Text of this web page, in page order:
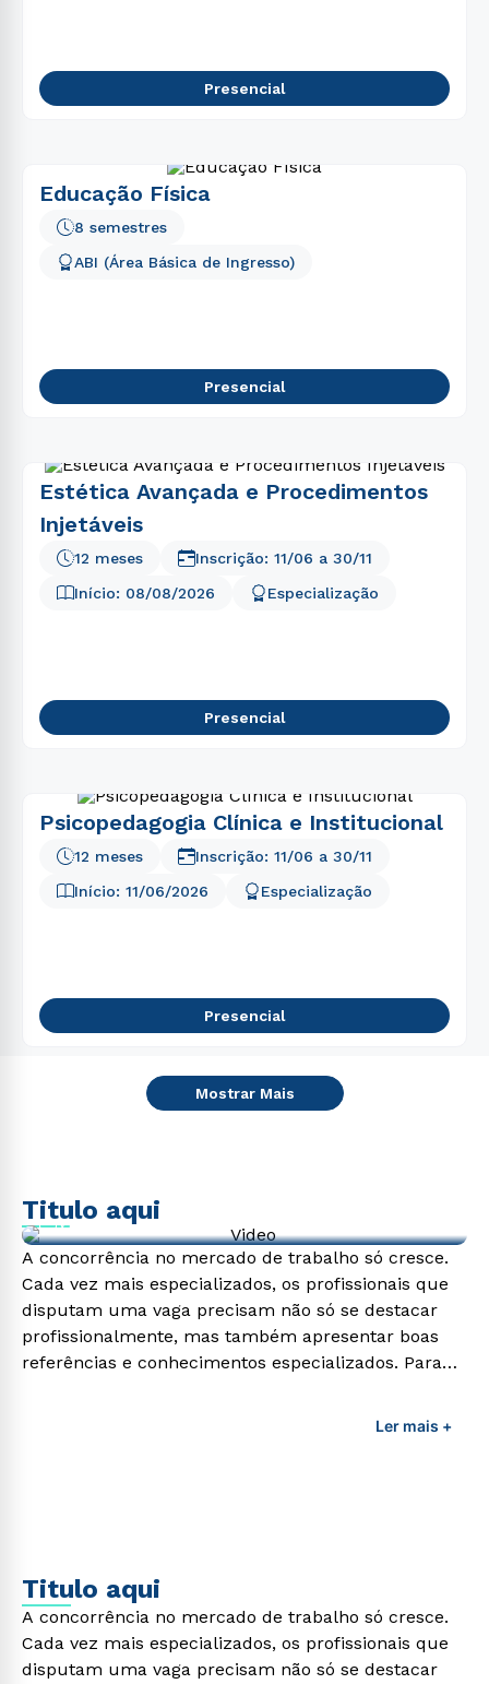
Presencial
Educação Física
8 semestres
ABI (Área Básica de Ingresso)
Presencial
Estética Avançada e Procedimentos
Injetáveis
Início: 08/08/2026
12 meses
Especialização
Inscrição: 11/06 a 30/11
Presencial
Psicopedagogia Clínica e Institucional
Início: 11/06/2026 Especialização
12 meses Inscrição: 11/06 a 30/11
Presencial
Mostrar Mais
Titulo aqui
Video de exemplo
A concorrência no mercado de trabalho só cresce.
Cada vez mais especializados, os profissionais que
disputam uma vaga precisam não só se destacar
profissionalmente, mas também apresentar boas
referências e conhecimentos especializados. Para
profissionais da área é preciso garantir uma
Ler mais +
Titulo aqui
A concorrência no mercado de trabalho só cresce.
Cada vez mais especializados, os profissionais que
disputam uma vaga precisam não só se destacar